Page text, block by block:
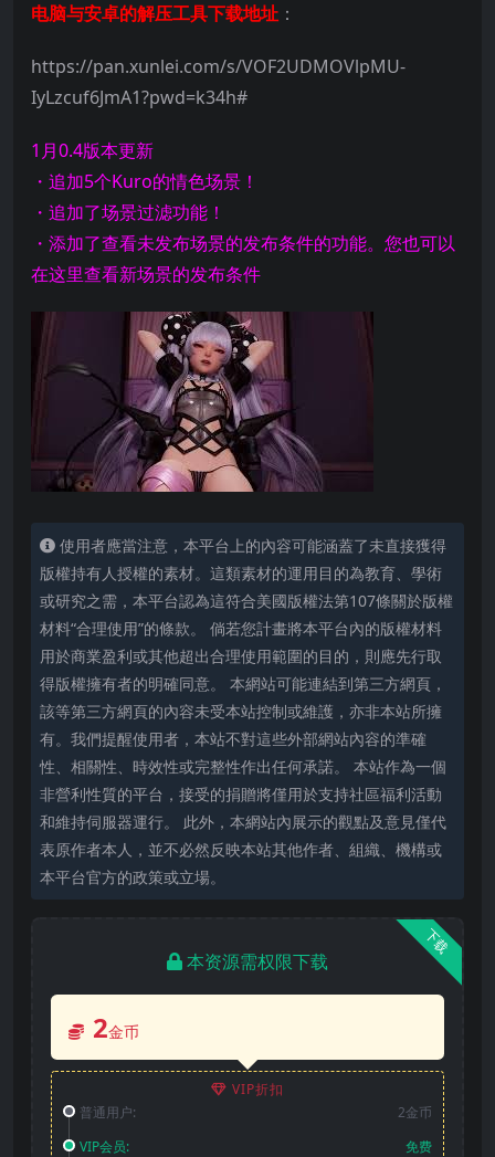
电脑与安卓的解压工具下载地址 ：
https://pan.xunlei.com/s/VOF2UDMOVlpMU-
IyLzcuf6JmA1?pwd=k34h#
1月0.4版本更新
・追加5个Kuro的情色场景！
・追加了场景过滤功能！
・添加了查看未发布场景的发布条件的功能。您也可以
在这里查看新场景的发布条件
使用者應當注意，本平台上的內容可能涵蓋了未直接獲得
版權持有人授權的素材。這類素材的運用目的為教育、學術
或研究之需，本平台認為這符合美國版權法第107條關於版權
材料“合理使用”的條款。 倘若您計畫將本平台內的版權材料
用於商業盈利或其他超出合理使用範圍的目的，則應先行取
得版權擁有者的明確同意。 本網站可能連結到第三方網頁，
該等第三方網頁的內容未受本站控制或維護，亦非本站所擁
有。我們提醒使用者，本站不對這些外部網站內容的準確
性、相關性、時效性或完整性作出任何承諾。 本站作為一個
非營利性質的平台，接受的捐贈將僅用於支持社區福利活動
和維持伺服器運行。 此外，本網站內展示的觀點及意見僅代
表原作者本人，並不必然反映本站其他作者、組織、機構或
本平台官方的政策或立場。
下载
本资源需权限下载
2金币
VIP折扣
普通用户:
2金币
VIP会员:
免费